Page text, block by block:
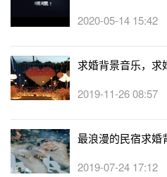
浪漫求婚背景音乐
2020-05-14 15:42
求婚背景音乐，求
2019-11-26 08:57
最浪漫的民宿求婚
2019-07-24 17:12